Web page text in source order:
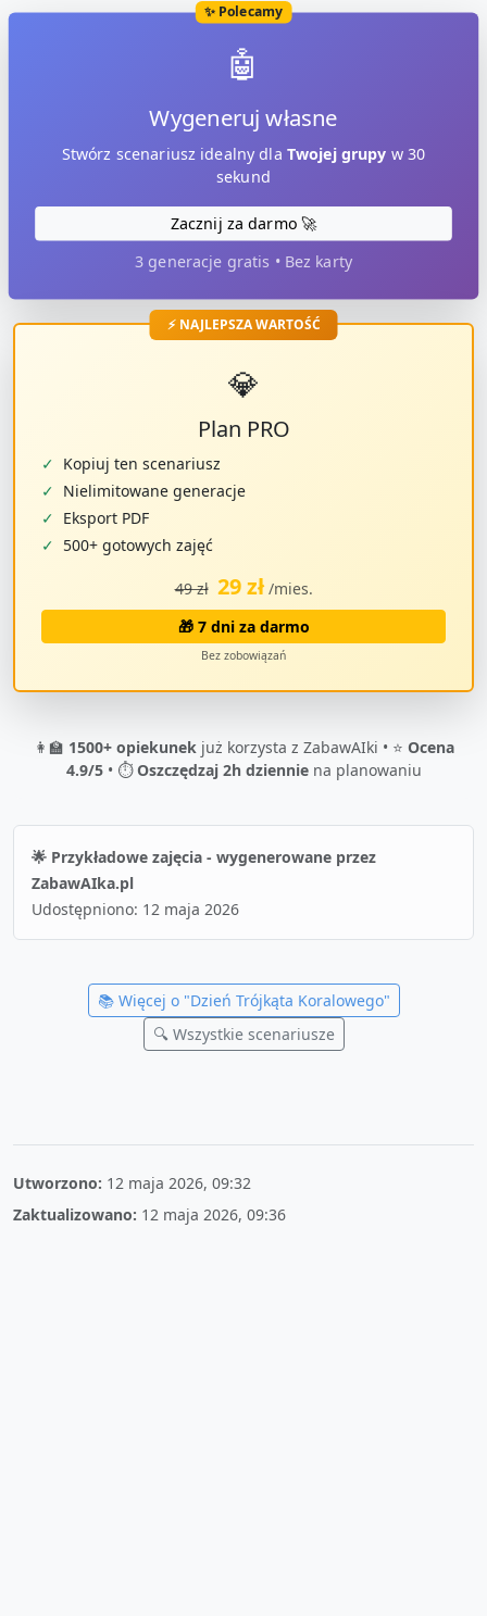
✨ Polecamy
🤖
Wygeneruj własne
Stwórz scenariusz idealny dla Twojej grupy w 30
sekund
Zacznij za darmo 🚀
3 generacje gratis • Bez karty
⚡ NAJLEPSZA WARTOŚĆ
💎
Plan PRO
✓ Kopiuj ten scenariusz
✓ Nielimitowane generacje
✓ Eksport PDF
✓ 500+ gotowych zajęć
49 zł 29 zł /mies.
🎁 7 dni za darmo
Bez zobowiązań
👩‍🏫 1500+ opiekunekjuż korzysta z ZabawAIki • ⭐ Ocena
4.9/5• ⏱️Oszczędzaj 2h dzienniena planowaniu
🌟 Przykładowe zajęcia - wygenerowane przez
ZabawAIka.pl
Udostępniono: 12 maja 2026
📚 Więcej o "Dzień Trójkąta Koralowego"
🔍 Wszystkie scenariusze
Utworzono: 12 maja 2026, 09:32
Zaktualizowano: 12 maja 2026, 09:36